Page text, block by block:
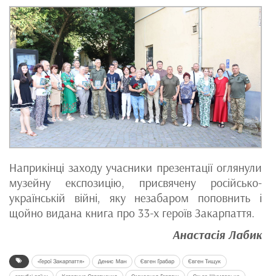
Наприкінці заходу учасники презентації оглянули
музейну експозицію, присвячену російсько-
українській війні, яку незабаром поповнить і
щойно видана книга про 33-х героїв Закарпаття.
Анастасія Лабик
«Герої Закарпаття» Денис Ман Євген Грабар Євген Тищук